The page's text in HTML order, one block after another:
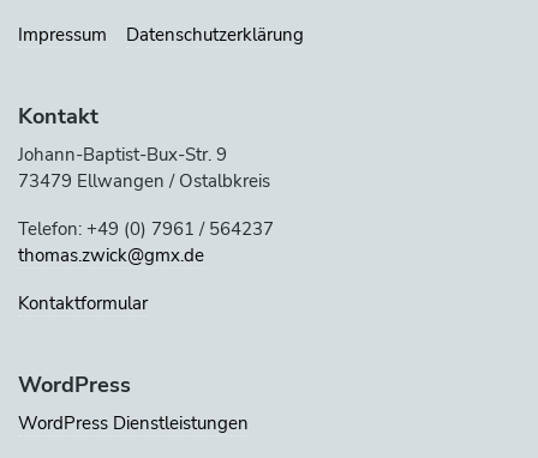
Impressum
Datenschutzerklärung
Kontakt
Johann-Baptist-Bux-Str. 9
73479 Ellwangen / Ostalbkreis
Telefon: +49 (0) 7961 / 564237
thomas.zwick@gmx.de
Kontaktformular
WordPress
WordPress Dienstleistungen